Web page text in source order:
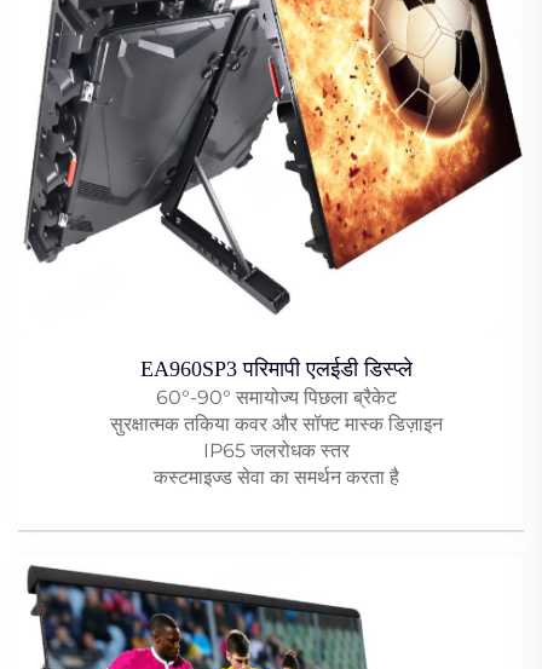
EA960SP3 परिमापी एलईडी डिस्प्ले
60°-90° समायोज्य पिछला ब्रैकेट
सुरक्षात्मक तकिया कवर और सॉफ्ट मास्क डिज़ाइन
IP65 जलरोधक स्तर
कस्टमाइज्ड सेवा का समर्थन करता है